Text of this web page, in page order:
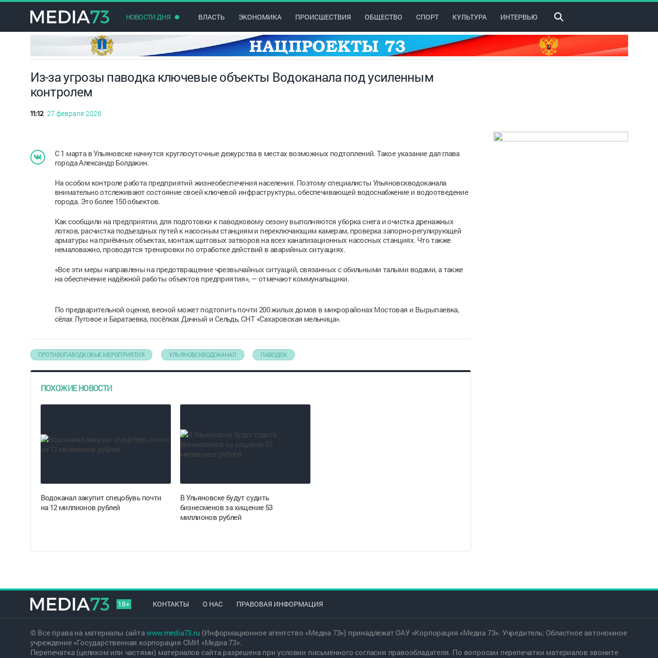
НОВОСТИ ДНЯ ВЛАСТЬ ЭКОНОМИКА ПРОИСШЕСТВИЯ ОБЩЕСТВО СПОРТ КУЛЬТУРА ИНТЕРВЬЮ
Из-за угрозы паводка ключевые объекты Водоканала под усиленным
контролем
11:12 27 февраля 2026
С 1 марта в Ульяновске начнутся круглосуточные дежурства в местах возможных подтоплений. Такое указание дал глава
города Александр Болдакин.
На особом контроле работа предприятий жизнеобеспечения населения. Поэтому специалисты Ульяновскводоканала
внимательно отслеживают состояние своей ключевой инфраструктуры, обеспечивающей водоснабжение и водоотведение
города. Это более 150 объектов.
Как сообщили на предприятии, для подготовки к паводковому сезону выполняются уборка снега и очистка дренажных
лотков, расчистка подъездных путей к насосным станциям и переключающим камерам, проверка запорно-регулирующей
арматуры на приёмных объектах, монтаж щитовых затворов на всех канализационных насосных станциях. Что также
немаловажно, проводятся тренировки по отработке действий в аварийных ситуациях.
«Все эти меры направлены на предотвращение чрезвычайных ситуаций, связанных с обильными талыми водами, а также
на обеспечение надёжной работы объектов предприятия», — отмечают коммунальщики.
По предварительной оценке, весной может подтопить почти 200 жилых домов в микрорайонах Мостовая и Вырыпаевка,
сёлах Луговое и Баратаевка, посёлках Дачный и Сельдь, СНТ «Сахаровская мельница».
ПРОТИВОПАВОДКОВЫЕ МЕРОПРИЯТИЯ УЛЬЯНОВСКВОДОКАНАЛ ПАВОДОК
ПОХОЖИЕ НОВОСТИ
Водоканал закупит спецобувь почти
на 12 миллионов рублей
В Ульяновске будут судить
бизнесменов за хищение 53
миллионов рублей
18+ КОНТАКТЫ О НАС ПРАВОВАЯ ИНФОРМАЦИЯ
© Все права на материалы сайтаwww.media73.ru (Информационное агентство «Медиа 73») принадлежат ОАУ «Корпорация «Медиа 73». Учредитель: Областное автономное
учреждение «Государственная корпорация СМИ «Медиа 73».
Перепечатка (целиком или частями) материалов сайта разрешена при условии письменного согласия правообладателя. По вопросам перепечатки материалов звоните